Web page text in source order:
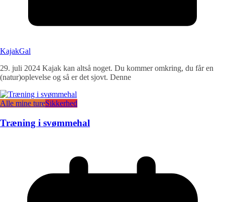
KajakGal
29. juli 2024 Kajak kan altså noget. Du kommer omkring, du får en
(natur)oplevelse og så er det sjovt. Denne
Alle mine tureSikkerhed
Træning i svømmehal